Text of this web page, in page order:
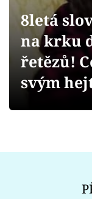
Videa
Sledujte
8letá
na krku
řetězů!
svým